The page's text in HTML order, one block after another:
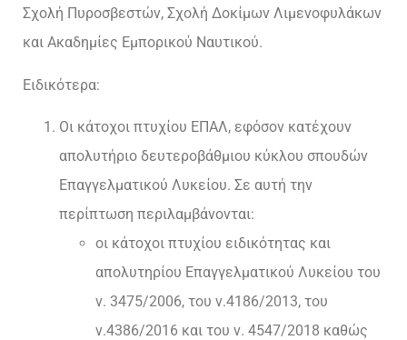
Σχολή Πυροσβεστών, Σχολή Δοκίμων Λιμενοφυλάκων
και Ακαδημίες Εμπορικού Ναυτικού.
Ειδικότερα:
Οι κάτοχοι πτυχίου ΕΠΑΛ, εφόσον κατέχουν
απολυτήριο δευτεροβάθμιου κύκλου σπουδών
Επαγγελματικού Λυκείου. Σε αυτή την
περίπτωση περιλαμβάνονται:
οι κάτοχοι πτυχίου ειδικότητας και
απολυτηρίου Επαγγελματικού Λυκείου του
ν. 3475/2006, του ν.4186/2013, του
ν.4386/2016 και του ν. 4547/2018 καθώς